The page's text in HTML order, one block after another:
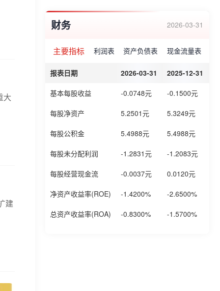
大
建
财务 2026-03-31
主要指标 利润表 资产负债表 现金流量表
报表日期 2026-03-31 2025-12-31
基本每股收益 -0.0748元 -0.1500元
每股净资产 5.2501元 5.3249元
每股公积金 5.4988元 5.4988元
每股未分配利润 -1.2831元 -1.2083元
每股经营现金流 -0.0037元 0.0120元
净资产收益率(ROE) -1.4200% -2.6500%
总资产收益率(ROA) -0.8300% -1.5700%